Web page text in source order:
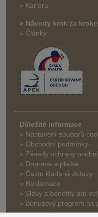
» Kariéra
» Návody krok za
» Články
Důležité informace
» Nastavení souborů
» Obchodní podmínky
» Zásady ochrany
» Doprava a platba
» Často kladené dotazy
» Reklamace
» Slevy a benefity pro
» Bonusový program na